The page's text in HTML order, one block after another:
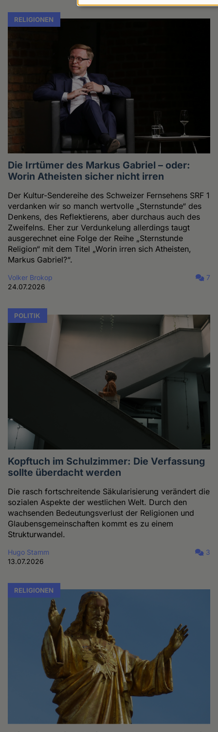
RELIGIONEN
Die Irrtümer des Markus Gabriel – oder:
Worin Atheisten sicher nicht irren
Der Kultur-Sendereihe des Schweizer Fernsehens SRF 1
verdanken wir so manch wertvolle „Sternstunde“ des
Denkens, des Reflektierens, aber durchaus auch des
Zweifelns. Eher zur Verdunkelung allerdings taugt
ausgerechnet eine Folge der Reihe „Sternstunde
Religion“ mit dem Titel „Worin irren sich Atheisten,
Markus Gabriel?“.
Volker Brokop
24.07.2026
7
POLITIK
Kopftuch im Schulzimmer: Die Verfassung
sollte überdacht werden
Die rasch fortschreitende Säkularisierung verändert die
sozialen Aspekte der westlichen Welt. Durch den
wachsenden Bedeutungsverlust der Religionen und
Glaubensgemeinschaften kommt es zu einem
Strukturwandel.
Hugo Stamm
13.07.2026
3
RELIGIONEN
Daten
und